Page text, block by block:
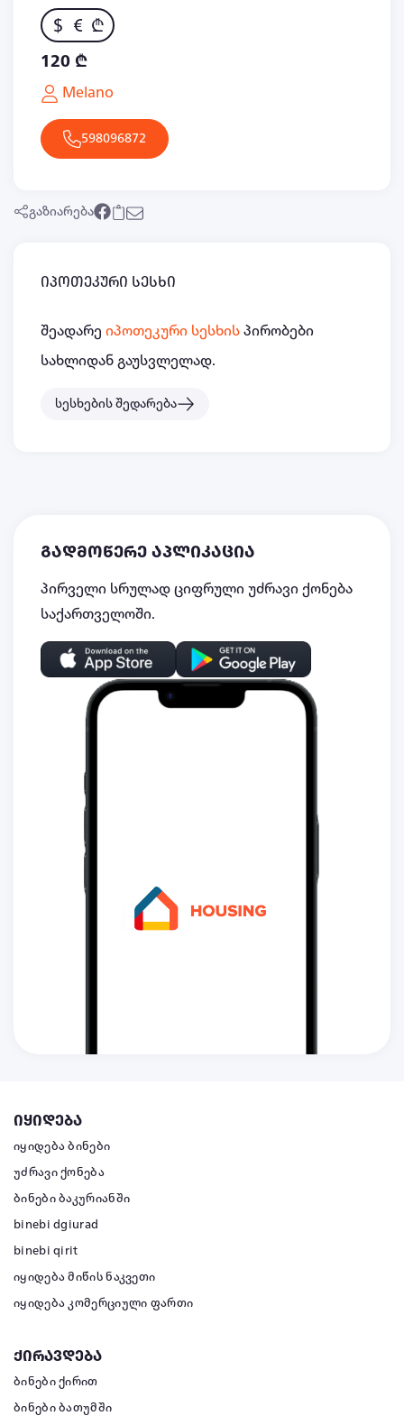
$ € ₾
120 ₾
Melano
598096872
გაზიარება
იპოთეკური სესხი
შეადარე იპოთეკური სესხის პირობები
სახლიდან გაუსვლელად.
სესხების შედარება
გადმოწერე აპლიკაცია
პირველი სრულად ციფრული უძრავი ქონება
საქართველოში.
იყიდება
იყიდება ბინები
უძრავი ქონება
ბინები ბაკურიანში
binebi dgiurad
binebi qirit
იყიდება მიწის ნაკვეთი
იყიდება კომერციული ფართი
ქირავდება
ბინები ქირით
ბინები ბათუმში